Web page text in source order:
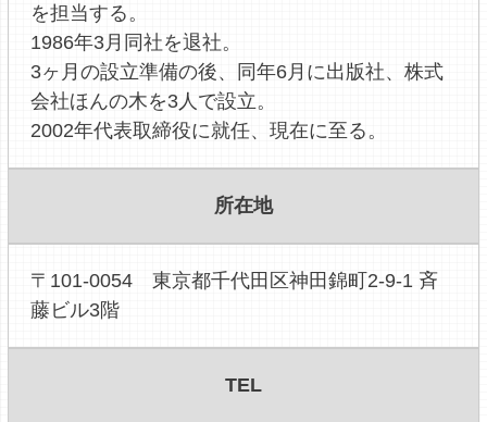
を担当する。
1986年3月同社を退社。
3ヶ月の設立準備の後、同年6月に出版社、株式
会社ほんの木を3人で設立。
2002年代表取締役に就任、現在に至る。
所在地
〒101-0054 東京都千代田区神田錦町2-9-1 斉
藤ビル3階
TEL